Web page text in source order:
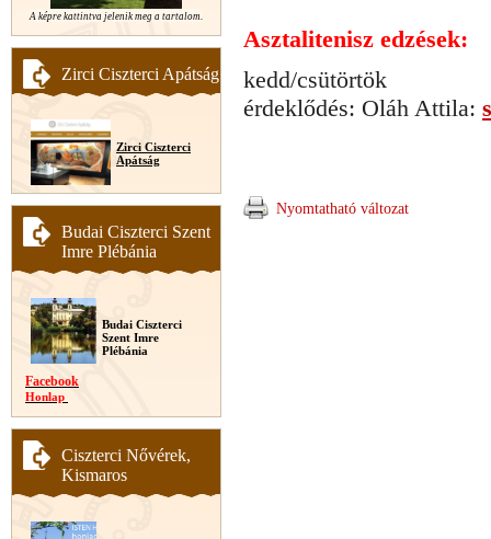
A képre kattintva jelenik meg a tartalom.
Zirci Ciszterci Apátság
Zirci Ciszterci
Apátság
Budai Ciszterci Szent
Imre Plébánia
Budai Ciszterci
Szent Imre
Plébánia
Facebook
Honlap
Ciszterci Nővérek,
Kismaros
Asztalitenisz edzések:
kedd/csütörtök
érdeklődés: Oláh Attila:
Nyomtatható változat